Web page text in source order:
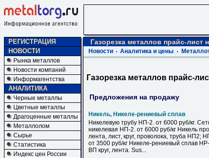
РЕГИСТРАЦИЯ
НОВОСТИ
Рынка металлов
Новости компаний
Информагентства
АНАЛИТИКА
Черные металлы
Цветные металлы
Драгоценные металлы
Металлолом
Сырье
Статистика
Индекс цен России
Газорезка металлов прайс-лист
Новости Аналитика и цены
Газорезка металлов прайс-
Предложения на продажу
Никель, Никеле-рениевый сплав
Никелевую трубу НП-2. от 6000 руб/кг.
никелевая НП-2. от 6000 руб/кг Никель
лента, лист, круг, проволока, труба НП2;
от 3500 руб/кг Никеле-рениевый сплав
ВП круг, лента. Sus...